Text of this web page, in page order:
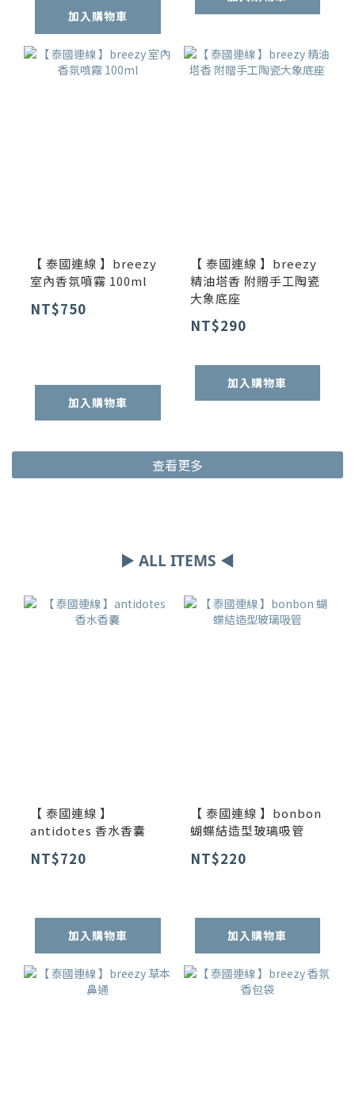
加入購物車
【 泰國連線 】breezy
室內香氛噴霧 100ml
NT$750
加入購物車
【 泰國連線 】breezy
精油塔香 附贈手工陶瓷
大象底座
NT$290
加入購物車
查看更多
▶ ALL ITEMS ◀
【 泰國連線 】
antidotes 香水香囊
NT$720
加入購物車
【 泰國連線 】bonbon
蝴蝶結造型玻璃吸管
NT$220
加入購物車